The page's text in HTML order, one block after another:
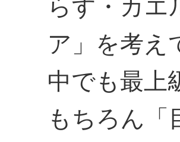
らす・カエ
ア」を考え
中でも最上
もちろん「